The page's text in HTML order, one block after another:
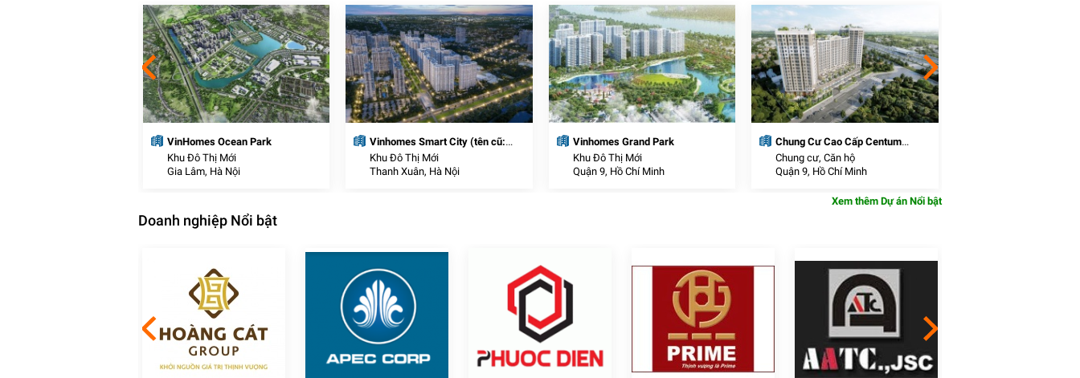
VinHomes Ocean Park
Khu Đô Thị Mới
Gia Lâm, Hà Nội
Vinhomes Smart City (tên cũ:
VinCity Sportia)
Khu Đô Thị Mới
Thanh Xuân, Hà Nội
Vinhomes Grand Park
Khu Đô Thị Mới
Quận 9, Hồ Chí Minh
Chung Cư Cao Cấp Centum
Wealth
Chung cư, Căn hộ
Quận 9, Hồ Chí Minh
Xem thêm Dự án Nổi bật
Doanh nghiệp Nổi bật